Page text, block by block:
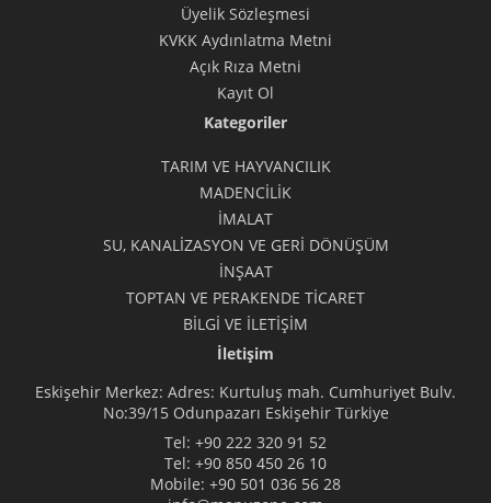
Üyelik Sözleşmesi
KVKK Aydınlatma Metni
Açık Rıza Metni
Kayıt Ol
Kategoriler
TARIM VE HAYVANCILIK
MADENCİLİK
İMALAT
SU, KANALİZASYON VE GERİ DÖNÜŞÜM
İNŞAAT
TOPTAN VE PERAKENDE TİCARET
BİLGİ VE İLETİŞİM
İletişim
Eskişehir Merkez: Adres: Kurtuluş mah. Cumhuriyet Bulv.
No:39/15 Odunpazarı Eskişehir Türkiye
Tel: +90 222 320 91 52
Tel: +90 850 450 26 10
Mobile: +90 501 036 56 28